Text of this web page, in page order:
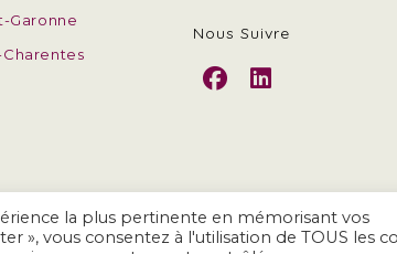
Garonne
Nous Suivre
un
nouvel
onglet
un
nouvel
onglet
et Innovation Sociale - Tous droits réservés - Mentions
la plus pertinente en mémorisant vos
», vous consentez à l'utilisation de TOUS les